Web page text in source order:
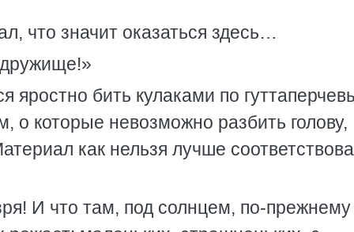
что значит оказаться здесь…
яростно бить кулаками по
которые невозможно разбить голову,
как нельзя лучше
И что там, под солнцем, по-прежнему